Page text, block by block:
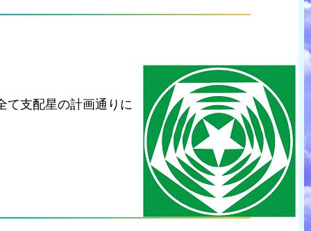
て支配星の計画通りに